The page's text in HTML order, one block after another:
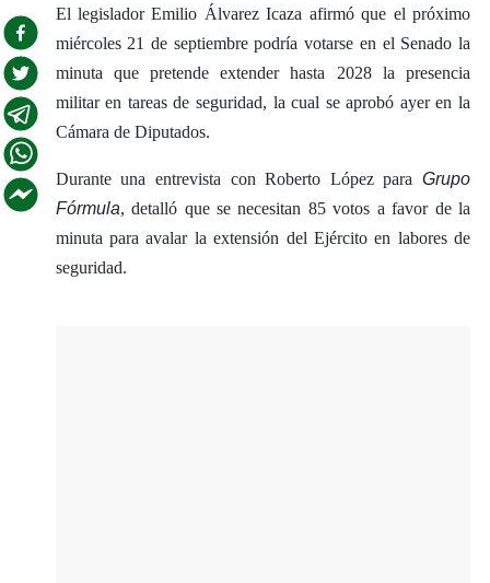
El legislador Emilio Álvarez Icaza afirmó que el próximo
miércoles 21 de septiembre podría votarse en el Senado la
minuta que pretende extender hasta 2028 la presencia
militar en tareas de seguridad, la cual se aprobó ayer en la
Cámara de Diputados.
Durante una entrevista con Roberto López para Grupo
Fórmula, detalló que se necesitan 85 votos a favor de la
minuta para avalar la extensión del Ejército en labores de
seguridad.